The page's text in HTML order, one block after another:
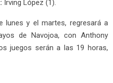
Irving López (1).
lunes y el martes, regresará a
de Navojoa, con Anthony
juegos serán a las 19 horas,